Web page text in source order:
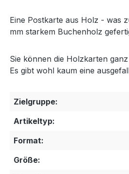
Eine Postkarte aus Holz - was
mm starkem Buchenholz
Sie können die Holzkarten
Es gibt wohl kaum eine
Zielgruppe:
Artikeltyp:
Format:
Größe: